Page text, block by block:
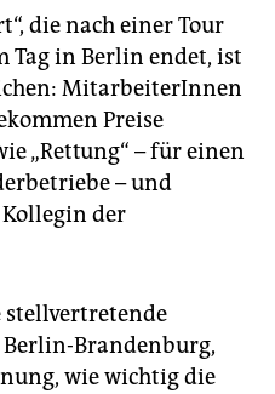
die nach einer Tour
Tag in Berlin endet, ist
MitarbeiterInnen
Preise
„Rettung“ – für einen
– und
Kollegin der
stellvertretende
Brandenburg,
wie wichtig die